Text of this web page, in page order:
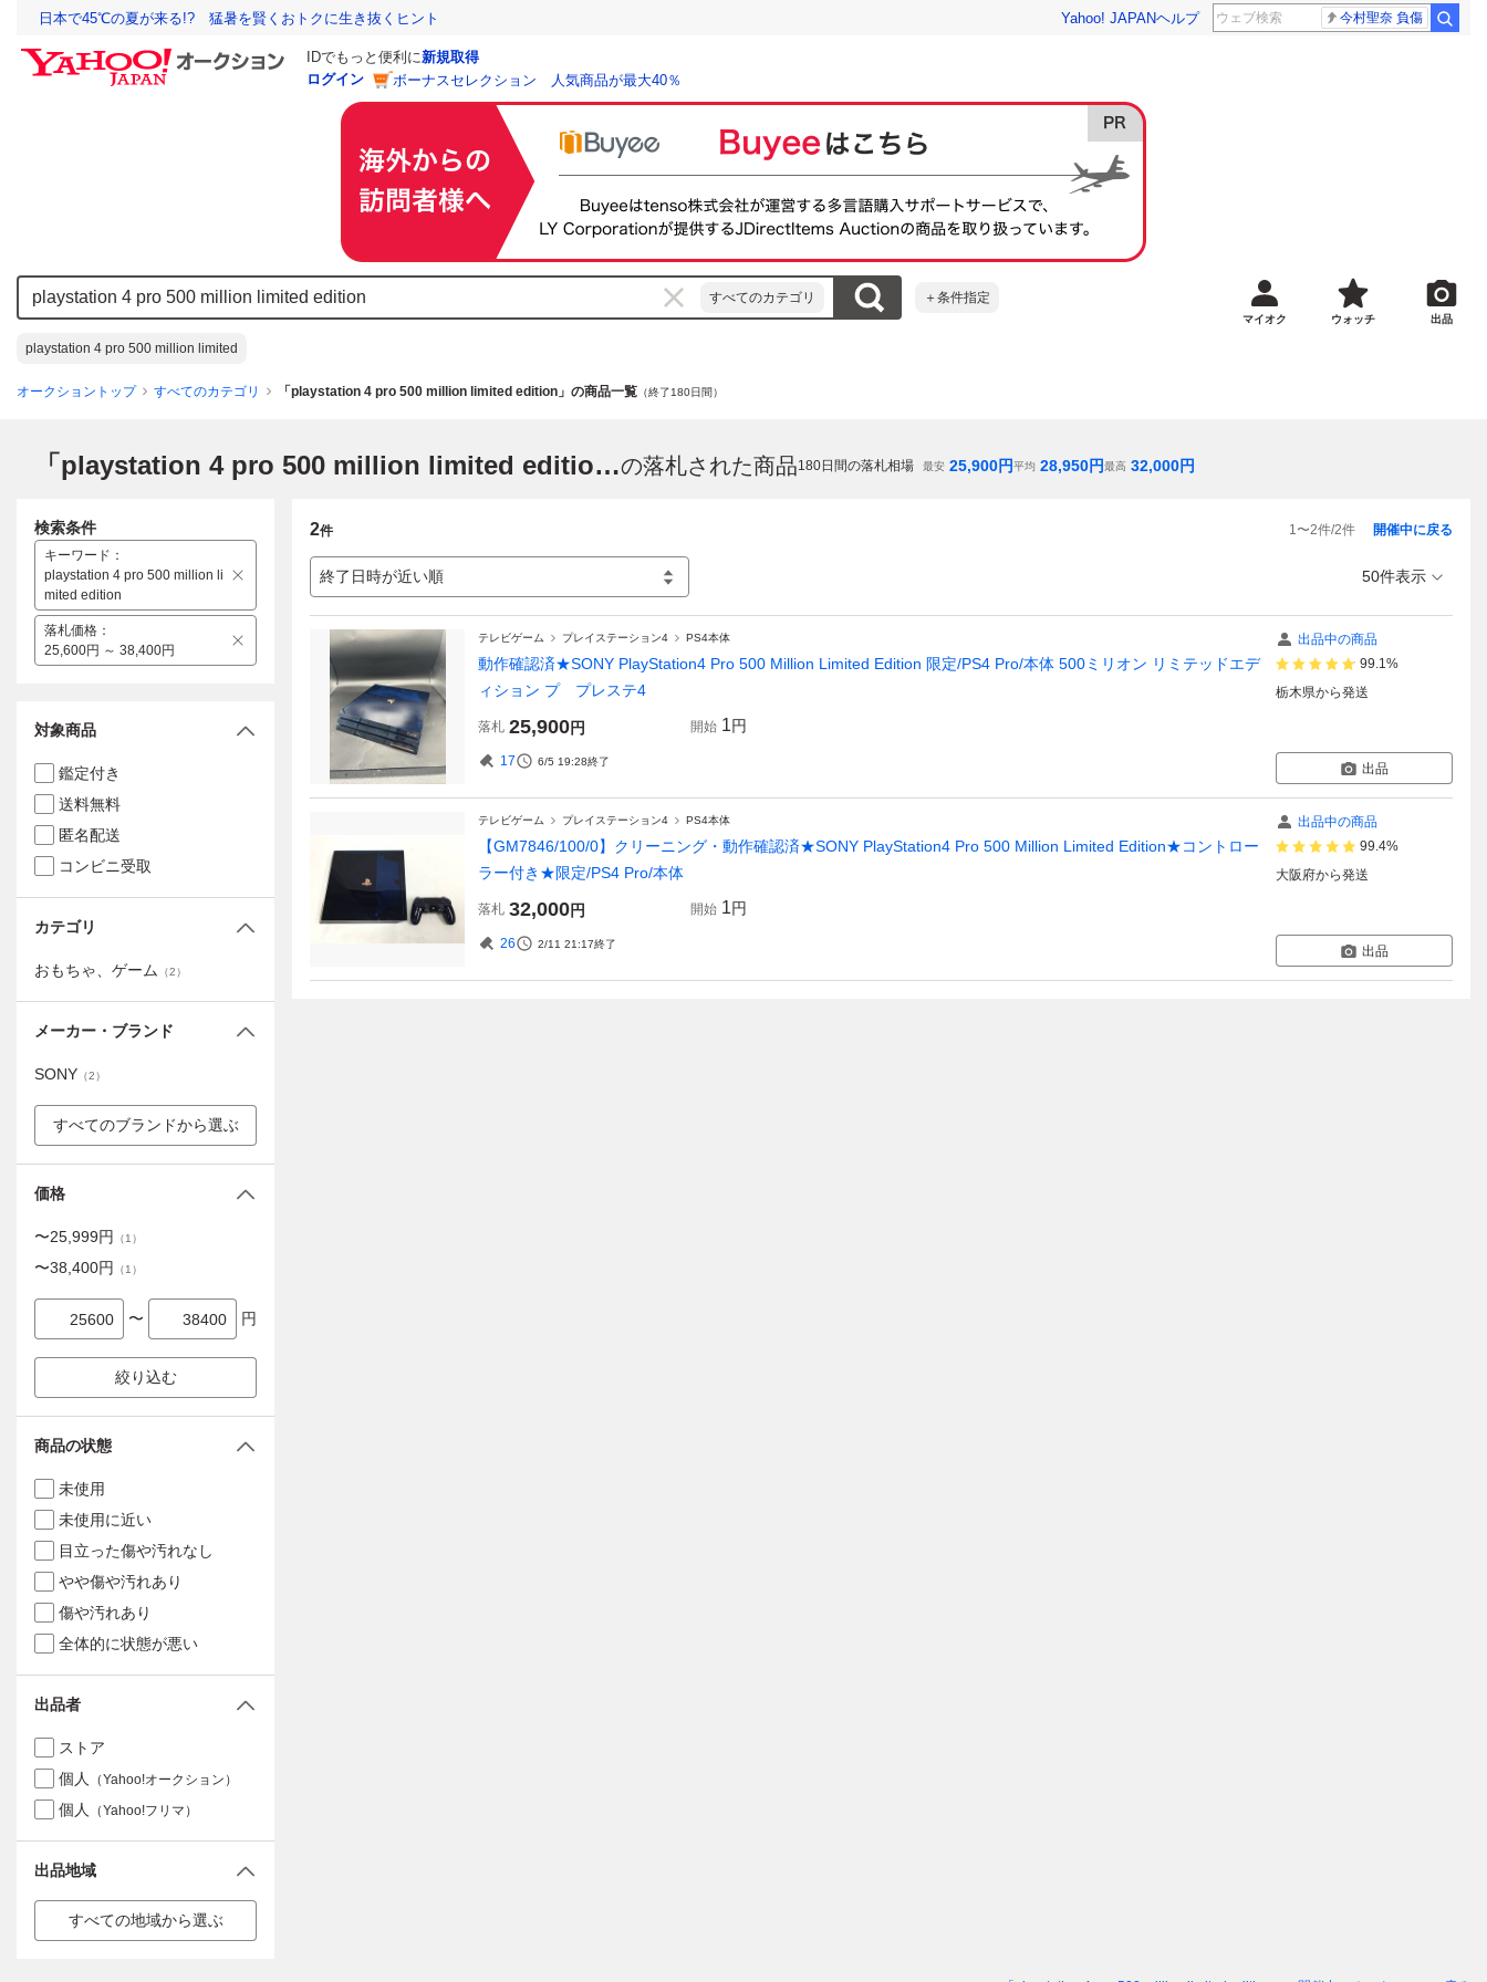
日本で45℃の夏が来る!? 猛暑を賢くおトクに生き抜くヒント Yahoo! JAPANヘルプ 今村聖奈 負傷
IDでもっと便利に新規取得
ログイン
ボーナスセレクション 人気商品が最大40％
すべてのカテゴリ ＋条件指定
playstation 4 pro 500 million limited
マイオク ウォッチ 出品
オークショントップ すべてのカテゴリ 「playstation 4 pro 500 million limited edition」の商品一覧 （終了180日間）
「playstation 4 pro 500 million limited edition」の落札された商品180日間の落札相場 最安 25,900円平均 28,950円最高 32,000円
2件 1〜2件/2件
終了日時が近い順
開催中に戻る
50件表示
テレビゲーム プレイステーション4 PS4本体
動作確認済★SONY PlayStation4 Pro 500 Million Limited Edition 限定/PS4 Pro/本体 500ミリオン リミテッドエデ
ィション プ プレステ4
落札 25,900円 開始 1円
17 6/5 19:28終了
出品中の商品
99.1%
栃木県から発送
出品
テレビゲーム プレイステーション4 PS4本体
【GM7846/100/0】クリーニング・動作確認済★SONY PlayStation4 Pro 500 Million Limited Edition★コントロー
ラー付き★限定/PS4 Pro/本体
落札 32,000円 開始 1円
26 2/11 21:17終了
出品中の商品
99.4%
大阪府から発送
出品
検索条件
キーワード ：
playstation 4 pro 500 million li
mited edition
落札価格 ：
25,600円 ～ 38,400円
対象商品
鑑定付き
送料無料
匿名配送
コンビニ受取
カテゴリ
おもちゃ、ゲーム （2）
メーカー・ブランド
SONY （2）
すべてのブランドから選ぶ
価格
〜25,999円 （1 ）
〜38,400円 （1 ）
〜 円
絞り込む
商品の状態
未使用
未使用に近い
目立った傷や汚れなし
やや傷や汚れあり
傷や汚れあり
全体的に状態が悪い
出品者
ストア
個人
（Yahoo!オークション）
個人 （Yahoo!フリマ）
出品地域
すべての地域から選ぶ